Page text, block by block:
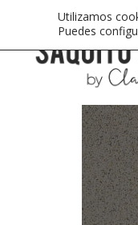
Utilizamos
Puedes